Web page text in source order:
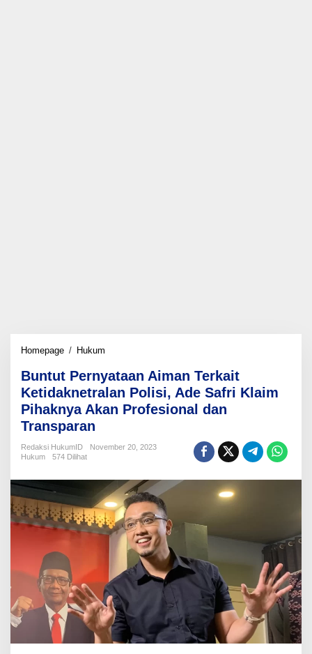
Homepage / Hukum
Aiman
Terkait
Ketidaknetralan
Polisi,
Klaim
Profesional
dan
Transparan
Buntut Pernyataan Aiman Terkait
Ketidaknetralan Polisi, Ade Safri Klaim
Pihaknya Akan Profesional dan
Transparan
Redaksi HukumID
November 20, 2023
Hukum
574 Dilihat